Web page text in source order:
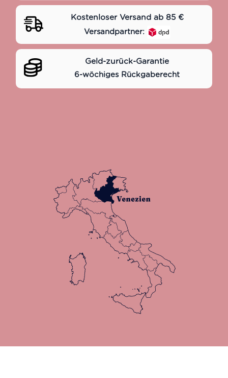
Kostenloser Versand ab 85 €
Versandpartner:
Geld-zurück-Garantie
6-wöchiges Rückgaberecht